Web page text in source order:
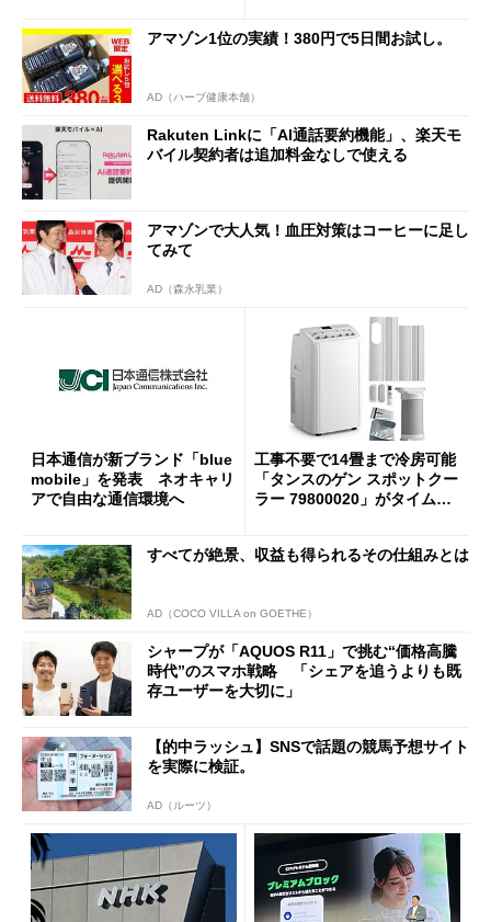
アマゾン1位の実績！380円で5日間お試し。
AD（ハーブ健康本舗）
Rakuten Linkに「AI通話要約機能」、楽天モ
バイル契約者は追加料金なしで使える
アマゾンで大人気！血圧対策はコーヒーに足し
てみて
AD（森永乳業）
日本通信が新ブランド「blue
mobile」を発表 ネオキャリ
アで自由な通信環境へ
工事不要で14畳まで冷房可能
「タンスのゲン スポットクー
ラー 79800020」がタイムセ
すべてが絶景、収益も得られるその仕組みとは
AD（COCO VILLA on GOETHE）
シャープが「AQUOS R11」で挑む“価格高騰
時代”のスマホ戦略 「シェアを追うよりも既
存ユーザーを大切に」
【的中ラッシュ】SNSで話題の競馬予想サイト
を実際に検証。
AD（ルーツ）